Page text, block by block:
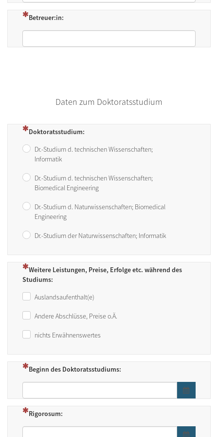
(Dies ist eine Pflichtfrage.)
Betreuer:in:
Daten zum Doktoratsstudium
(Dies ist eine Pflichtfrage.)
Doktoratsstudium:
Dr.-Studium d. technischen Wissenschaften;
Informatik
Dr.-Studium d. technischen Wissenschaften;
Biomedical Engineering
Dr.-Studium d. Naturwissenschaften; Biomedical
Engineering
Dr.-Studium der Naturwissenschaften; Informatik
(Dies ist eine Pflichtfrage.)
Weitere Leistungen, Preise, Erfolge etc. während des
Studiums:
Auslandsaufenthalt(e)
Andere Abschlüsse, Preise o.Ä.
nichts Erwähnenswertes
(Dies ist eine Pflichtfrage.)
Beginn des Doktoratsstudiums:
Datumsformat: dd.mm.yyyy
Datums- /
(Dies ist eine Pflichtfrage.)
Rigorosum:
Datumsformat: dd.mm.yyyy
Datums- /